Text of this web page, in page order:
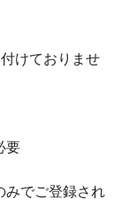
けておりませ
要
みでご登録され